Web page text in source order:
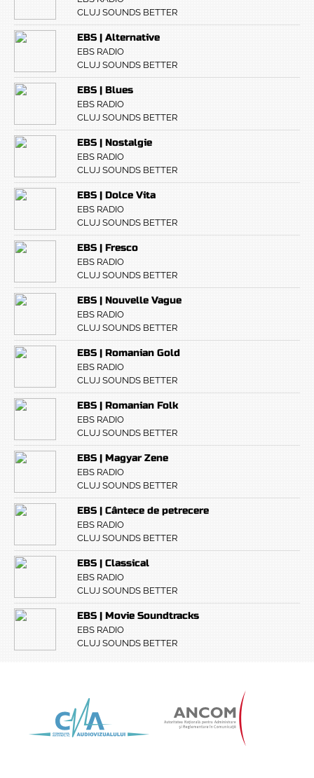
CLUJ SOUNDS BETTER
EBS | Alternative
EBS RADIO
CLUJ SOUNDS BETTER
EBS | Blues
EBS RADIO
CLUJ SOUNDS BETTER
EBS | Nostalgie
EBS RADIO
CLUJ SOUNDS BETTER
EBS | Dolce Vita
EBS RADIO
CLUJ SOUNDS BETTER
EBS | Fresco
EBS RADIO
CLUJ SOUNDS BETTER
EBS | Nouvelle Vague
EBS RADIO
CLUJ SOUNDS BETTER
EBS | Romanian Gold
EBS RADIO
CLUJ SOUNDS BETTER
EBS | Romanian Folk
EBS RADIO
CLUJ SOUNDS BETTER
EBS | Magyar Zene
EBS RADIO
CLUJ SOUNDS BETTER
EBS | Cântece de petrecere
EBS RADIO
CLUJ SOUNDS BETTER
EBS | Classical
EBS RADIO
CLUJ SOUNDS BETTER
EBS | Movie Soundtracks
EBS RADIO
CLUJ SOUNDS BETTER